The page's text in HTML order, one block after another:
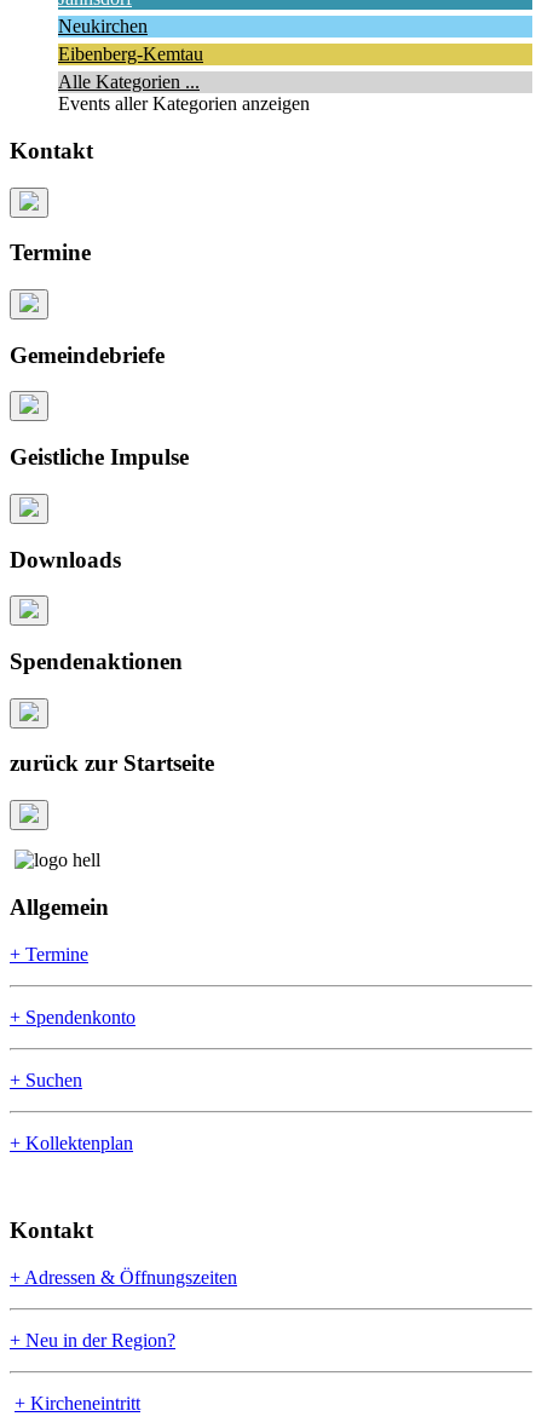
Neukirchen
Eibenberg-Kemtau
Alle Kategorien ...
Events aller Kategorien anzeigen
Kontakt
Termine
Gemeindebriefe
Geistliche Impulse
Downloads
Spendenaktionen
zurück zur Startseite
Allgemein
+ Termine
+ Spendenkonto
+ Suchen
+ Kollektenplan
Kontakt
+ Adressen & Öffnungszeiten
+ Neu in der Region?
+ Kircheneintritt